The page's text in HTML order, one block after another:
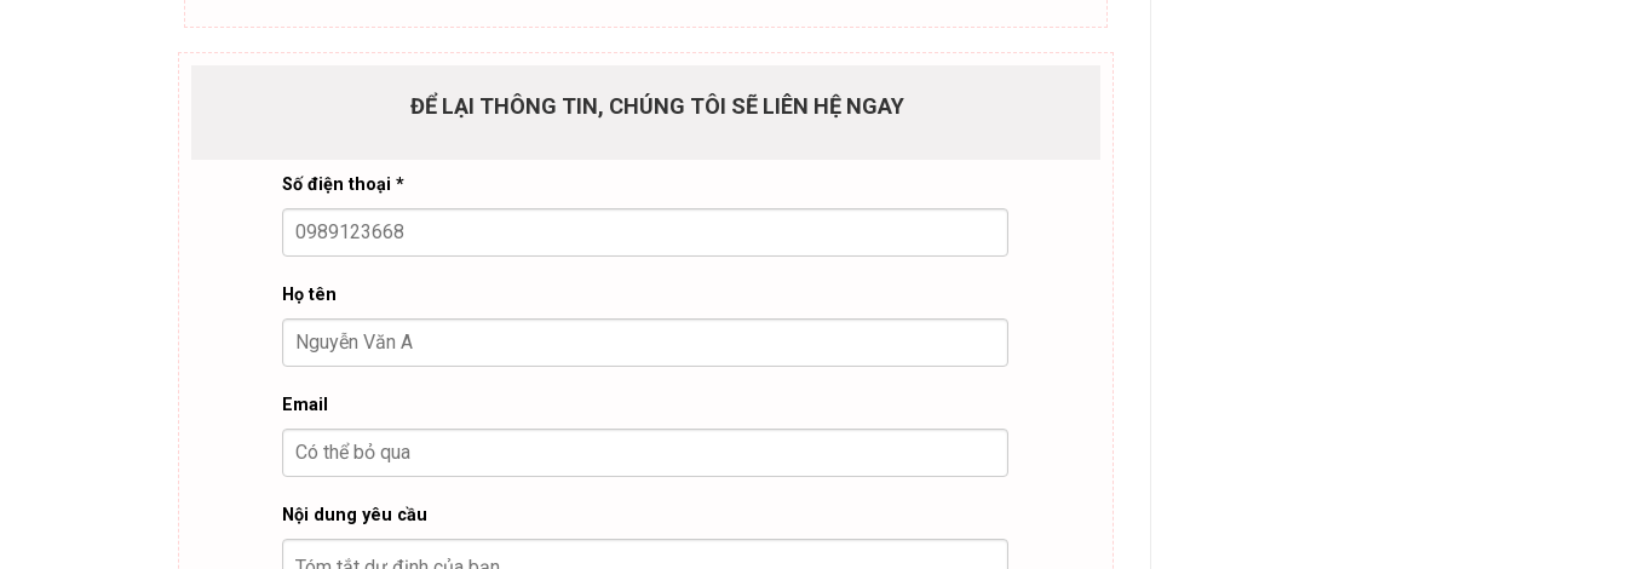
ĐỂ LẠI THÔNG TIN, CHÚNG TÔI SẼ LIÊN HỆ NGAY
Số điện thoại *
Họ tên
Email
Nội dung yêu cầu